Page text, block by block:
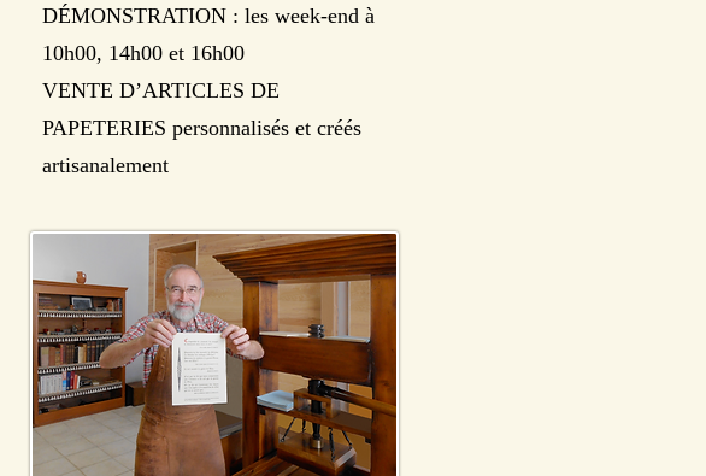
DÉMONSTRATION : les week-end à
10h00, 14h00 et 16h00
VENTE D’ARTICLES DE
PAPETERIES personnalisés et créés
artisanalement